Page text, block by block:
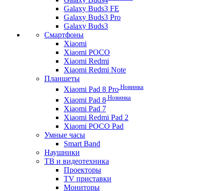
Galaxy Buds3 FE
Galaxy Buds3 Pro
Galaxy Buds3
Смартфоны
Xiaomi
Xiaomi POCO
Xiaomi Redmi
Xiaomi Redmi Note
Планшеты
Xiaomi Pad 8 Pro Новинка
Xiaomi Pad 8 Новинка
Xiaomi Pad 7
Xiaomi Redmi Pad 2
Xiaomi POCO Pad
Умные часы
Smart Band
Наушники
ТВ и видеотехника
Проекторы
TV приставки
Мониторы